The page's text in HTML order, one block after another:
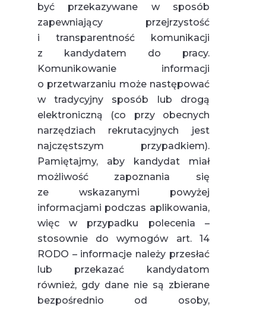
być przekazywane w sposób
zapewniający przejrzystość
i transparentność komunikacji
z kandydatem do pracy.
Komunikowanie informacji
o przetwarzaniu może następować
w tradycyjny sposób lub drogą
elektroniczną (co przy obecnych
narzędziach rekrutacyjnych jest
najczęstszym przypadkiem).
Pamiętajmy, aby kandydat miał
możliwość zapoznania się
ze wskazanymi powyżej
informacjami podczas aplikowania,
więc w przypadku polecenia –
stosownie do wymogów art. 14
RODO – informacje należy przesłać
lub przekazać kandydatom
również, gdy dane nie są zbierane
bezpośrednio od osoby,